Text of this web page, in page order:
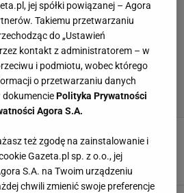
powód
21 MAJA 2026, 18:02
jej spółki powiązanej – Agora
Takiemu przetwarzaniu
do „Ustawień
kontakt z administratorem – w
i podmiotu, wobec którego
o przetwarzaniu danych
dokumenciePolityka Prywatności
Agora S.A.
też zgodę na zainstalowanie i
Gazeta.pl sp. z o.o., jej
S.A. na Twoim urządzeniu
chwili zmienić swoje preferencje